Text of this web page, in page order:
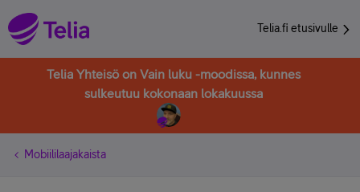
Telia.fi etusivulle
Telia Yhteisö on Vain luku -moodissa, kunnes
sulkeutuu kokonaan lokakuussa
Mobiililaajakaista